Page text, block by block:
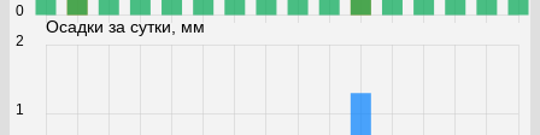
0
Осадки за сутки, мм
1
2